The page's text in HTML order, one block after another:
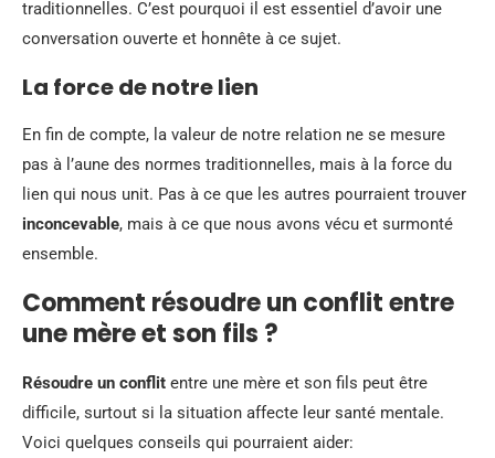
traditionnelles. C’est pourquoi il est essentiel d’avoir une
conversation ouverte et honnête à ce sujet.
La force de notre lien
En fin de compte, la valeur de notre relation ne se mesure
pas à l’aune des normes traditionnelles, mais à la force du
lien qui nous unit. Pas à ce que les autres pourraient trouver
inconcevable, mais à ce que nous avons vécu et surmonté
ensemble.
Comment résoudre un conflit entre
une mère et son fils ?
Résoudre un conflit entre une mère et son fils peut être
difficile, surtout si la situation affecte leur santé mentale.
Voici quelques conseils qui pourraient aider: